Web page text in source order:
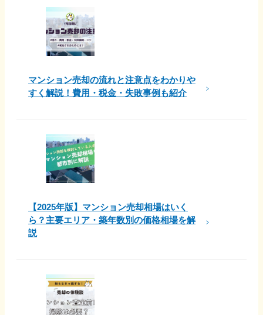
マンション売却の流れと注意点をわかりや
すく解説！費用・税金・失敗事例も紹介
【2025年版】マンション売却相場はいく
ら？主要エリア・築年数別の価格相場を解
説